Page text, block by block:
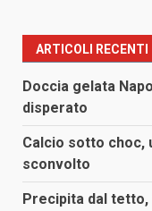
ARTICOLI RECENTI
Doccia gelata
disperato
Calcio sotto choc,
sconvolto
Precipita dal